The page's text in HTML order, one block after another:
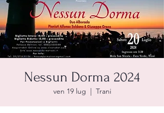
Nessun Dorma 2024
ven 19 lug
  |
Trani